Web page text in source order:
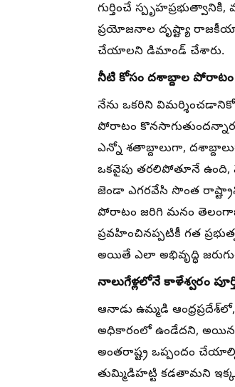
గుర్తించే
ప్రయోజనాల దృష్ట్యా
చేయాలని డిమాండ్ చేశారు.
నీటి కోసం దశాబ్దాల పోరాటం
నేను ఒకరిని
పోరాటం
ఎన్నో శతాబ్దాలుగా,
ఒకవైపు తరలిపోతూనే ఉంది,
జెండా ఎగరవేసి సొంత
పోరాటం జరిగి మనం
ప్రవహించినప్పటికీ గత
అయితే ఎలా అభివృద్ధి
నాలుగేళ్లలోనే కాళేశ్వరం
ఆనాడు ఉమ్మడి
అధికారంలో ఉండేదని,
అంతరాష్ట్ర ఒప్పందం
తుమ్మిడిహట్టి కడతామని